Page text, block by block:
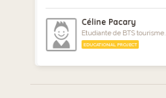
Céline Pacary
Etudiante de BTS tourisme.
EDUCATIONAL PROJECT